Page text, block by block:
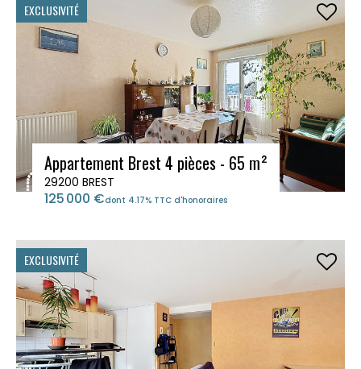
EXCLUSIVITÉ
Appartement Brest 4 pièces - 65 m²
29200 BREST
125 000 €dont 4.17% TTC d'honoraires
EXCLUSIVITÉ